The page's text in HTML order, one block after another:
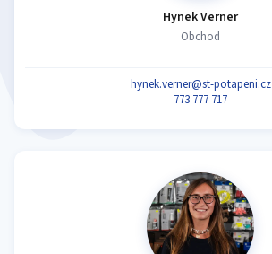
Hynek Verner
Obchod
hynek.verner@st-potapeni.cz
773 777 717